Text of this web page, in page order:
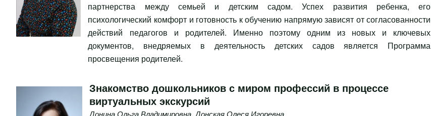
партнерства между семьей и детским садом. Успех развития ребенка, его
психологический комфорт и готовность к обучению напрямую зависят от согласованности
действий педагогов и родителей. Именно поэтому одним из новых и ключевых
документов, внедряемых в деятельность детских садов является Программа
просвещения родителей.
Знакомство дошкольников с миром профессий в процессе
виртуальных экскурсий